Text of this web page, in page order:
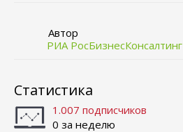
Автор
РИА РосБизнесКонсалтинг
Статистика
1.007 подписчиков
0 за неделю